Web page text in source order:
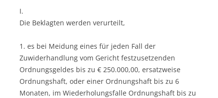
I.
Die Beklagten werden verurteilt,
1. es bei Meidung eines für jeden Fall der
Zuwiderhandlung vom Gericht festzusetzenden
Ordnungsgeldes bis zu € 250.000,00, ersatzweise
Ordnungshaft, oder einer Ordnungshaft bis zu 6
Monaten, im Wiederholungsfalle Ordnungshaft bis zu